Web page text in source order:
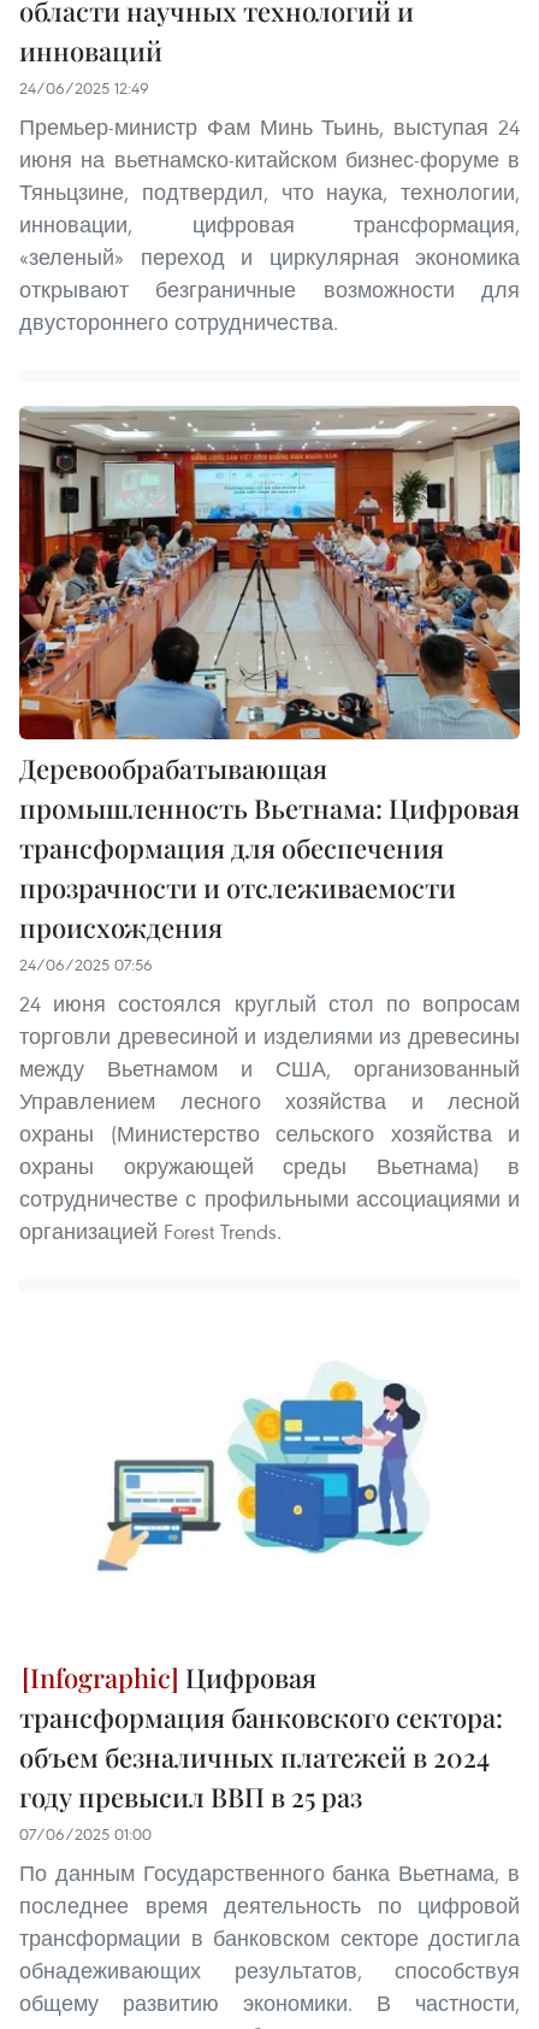
области научных технологий и
инноваций
24/06/2025 12:49
Премьер-министр Фам Минь Тьинь, выступая 24
июня на вьетнамско-китайском бизнес-форуме в
Тяньцзине, подтвердил, что наука, технологии,
инновации, цифровая трансформация,
«зеленый» переход и циркулярная экономика
открывают безграничные возможности для
двустороннего сотрудничества.
Деревообрабатывающая
промышленность Вьетнама: Цифровая
трансформация для обеспечения
прозрачности и отслеживаемости
происхождения
24/06/2025 07:56
24 июня состоялся круглый стол по вопросам
торговли древесиной и изделиями из древесины
между Вьетнамом и США, организованный
Управлением лесного хозяйства и лесной
охраны (Министерство сельского хозяйства и
охраны окружающей среды Вьетнама) в
сотрудничестве с профильными ассоциациями и
организацией Forest Trends.
Цифровая
трансформация банковского сектора:
объем безналичных платежей в 2024
году превысил ВВП в 25 раз
07/06/2025 01:00
По данным Государственного банка Вьетнама, в
последнее время деятельность по цифровой
трансформации в банковском секторе достигла
обнадеживающих результатов, способствуя
общему развитию экономики. В частности,